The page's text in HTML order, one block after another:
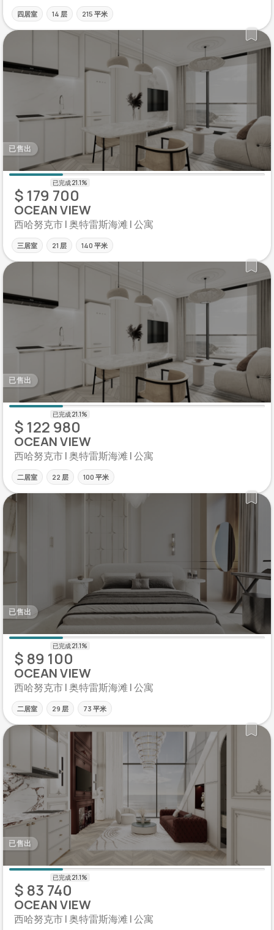
四居室 14 层 215 平米
已售出
$ 179 700
OCEAN VIEW
西哈努克市 | 奥特雷斯海滩 | 公寓
三居室 21 层 140 平米
已售出
$ 122 980
OCEAN VIEW
西哈努克市 | 奥特雷斯海滩 | 公寓
二居室 22 层 100 平米
已售出
$ 89 100
OCEAN VIEW
西哈努克市 | 奥特雷斯海滩 | 公寓
二居室 29 层 73 平米
已售出
$ 83 740
OCEAN VIEW
西哈努克市 | 奥特雷斯海滩 | 公寓